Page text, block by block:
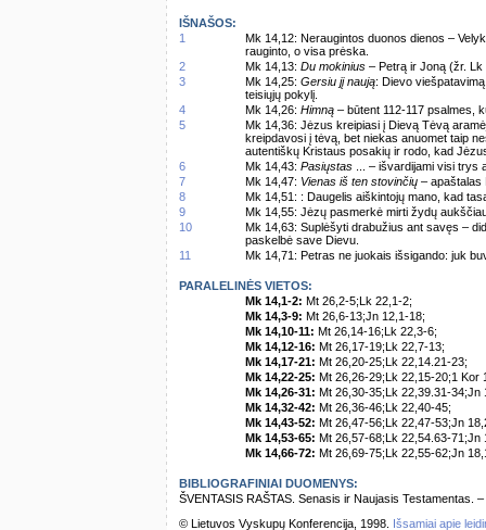
IŠNAŠOS:
1
Mk 14,12: Neraugintos duonos dienos –
rauginto, o visa prėska.
2
Mk 14,13: Du mokinius – Petrą ir Joną (žr. Lk
3
Mk 14,25: Gersiu jį naują: Dievo
teisiųjų pokylį.
4
Mk 14,26: Himną – būtent 112-117 psalmes,
5
Mk 14,36: Jėzus kreipiasi į Dievą Tėvą
kreipdavosi į tėvą, bet niekas anuomet taip
autentiškų Kristaus posakių ir rodo, kad
6
Mk 14,43: Pasiųstas ... – išvardijami visi trys
7
Mk 14,47: Vienas iš ten stovinčių – apaštalas
8
Mk 14,51: : Daugelis aiškintojų mano, kad
9
Mk 14,55: Jėzų pasmerkė mirti žydų
10
Mk 14,63: Suplėšyti drabužius ant savęs –
paskelbė save Dievu.
11
Mk 14,71: Petras ne juokais išsigando: juk
PARALELINĖS VIETOS:
Mk 14,1-2: Mt 26,2-5;Lk 22,1-2;
Mk 14,3-9: Mt 26,6-13;Jn 12,1-18;
Mk 14,10-11: Mt 26,14-16;Lk 22,3-6;
Mk 14,12-16: Mt 26,17-19;Lk 22,7-13;
Mk 14,17-21: Mt 26,20-25;Lk 22,14.21-23;
Mk 14,22-25: Mt 26,26-29;Lk 22,15-20;1 Kor
Mk 14,26-31: Mt 26,30-35;Lk 22,39.31-34;Jn
Mk 14,32-42: Mt 26,36-46;Lk 22,40-45;
Mk 14,43-52: Mt 26,47-56;Lk 22,47-53;Jn
Mk 14,53-65: Mt 26,57-68;Lk 22,54.63-71;Jn
Mk 14,66-72: Mt 26,69-75;Lk 22,55-62;Jn
BIBLIOGRAFINIAI DUOMENYS:
ŠVENTASIS RAŠTAS. Senasis ir Naujasis Testamentas.
© Lietuvos Vyskupų Konferencija, 1998.
Išsamiai apie